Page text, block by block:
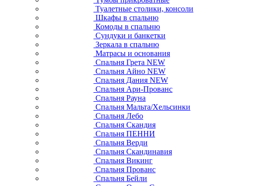
Туалетные столики, консоли
Шкафы в спальню
Комоды в спальню
Сундуки и банкетки
Зеркала в спальню
Матрасы и основания
Спальня Грета NEW
Спальня Айно NEW
Спальня Дания NEW
Спальня Ари-Прованс
Спальня Рауна
Спальня Мальта/Хельсинки
Спальня Лебо
Спальня Скандия
Спальня ПЕННИ
Спальня Верди
Спальня Скандинавия
Спальня Викинг
Спальня Прованс
Спальня Бейли